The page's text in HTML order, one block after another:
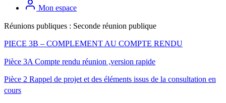
Mon espace
Réunions publiques : Seconde réunion publique
PIECE 3B – COMPLEMENT AU COMPTE RENDU
Pièce 3A Compte rendu réunion ,version rapide
Pièce 2 Rappel de projet et des éléments issus de la consultation en
cours